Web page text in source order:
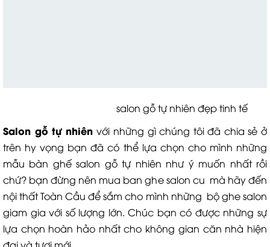
salon gỗ tự nhiên đẹp tinh tế
Salon gỗ tự nhiênvới những gì chúng tôi đã chia sẻ ở
trên hy vọng bạn đã có thể lựa chọn cho mình những
mẫu bàn ghế salon gỗ tự nhiên như ý muốn nhất rồi
chứ? bạn đừng nên mua ban ghe salon cu mà hãy đến
nội thất Toàn Cầu để sắm cho mình những bộ ghe salon
giam gia với số lượng lớn. Chúc bạn có được những sự
lựa chọn hoàn hảo nhất cho không gian căn nhà hiện